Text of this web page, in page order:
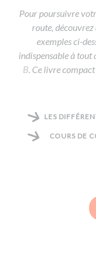
Pour poursuivre
route,
exemples ci-
indispensable à tout
B. Ce livre compact
LES
COURS DE